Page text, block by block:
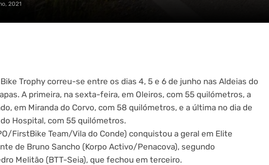
2021
Trophy correu-se entre os dias 4, 5 e 6 de junho nas Aldeias do
A primeira, na sexta-feira, em Oleiros, com 55 quilómetros, a
em Miranda do Corvo, com 58 quilómetros, e a última no dia de
Hospital, com 55 quilómetros.
FirstBike Team/Vila do Conde) conquistou a geral em Elite
de Bruno Sancho (Korpo Activo/Penacova), segundo
Melitão (BTT-Seia), que fechou em terceiro.